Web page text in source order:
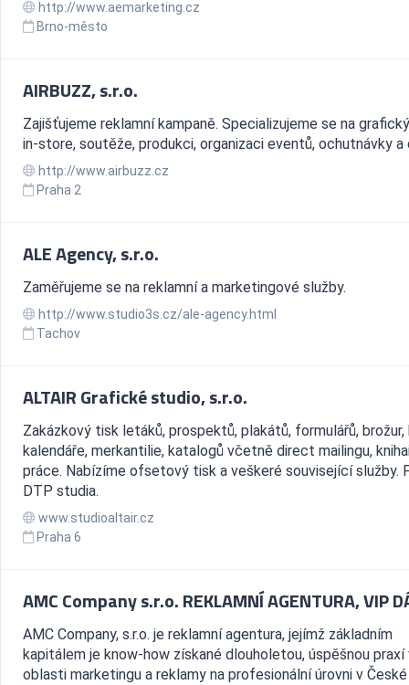
http://www.aemarketing.cz
Brno-město
AIRBUZZ, s.r.o.
Zajišťujeme reklamní kampaně. Specializujeme se na
in-store, soutěže, produkci, organizaci eventů, ochutnávky a
http://www.airbuzz.cz
Praha 2
ALE Agency, s.r.o.
Zaměřujeme se na reklamní a marketingové služby.
http://www.studio3s.cz/ale-agency.html
Tachov
ALTAIR Grafické studio, s.r.o.
Zakázkový tisk letáků, prospektů, plakátů, formulářů, brožur,
kalendáře, merkantilie, katalogů včetně direct mailingu,
práce. Nabízíme ofsetový tisk a veškeré související služby.
DTP studia.
www.studioaltair.cz
Praha 6
AMC Company s.r.o. REKLAMNÍ AGENTURA, VIP
AMC Company, s.r.o. je reklamní agentura, jejímž základním
kapitálem je know-how získané dlouholetou, úspěšnou praxí
oblasti marketingu a reklamy na profesionální úrovni v České